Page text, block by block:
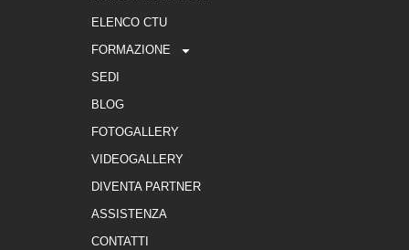
ELENCO CTU
FORMAZIONE
SEDI
BLOG
FOTOGALLERY
VIDEOGALLERY
DIVENTA PARTNER
ASSISTENZA
CONTATTI